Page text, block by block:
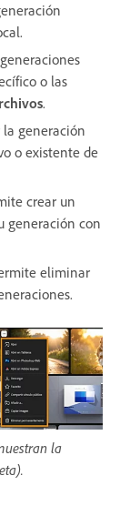
o las
.
generación
o existente de
crear un
generación con
eliminar
la